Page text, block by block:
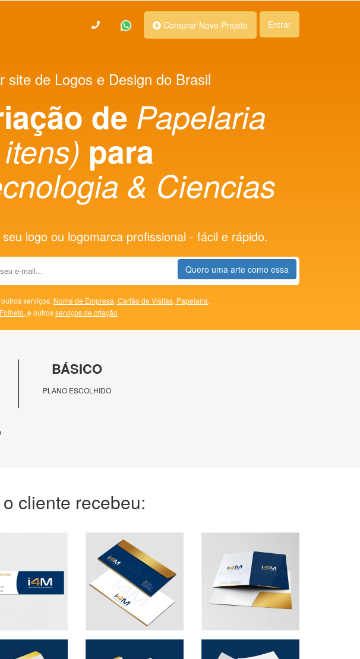
Comprar Novo Projeto Entrar
site de Logos e Design do Brasil
de Papelaria
para
& Ciencias
seu logo ou logomarca profissional - fácil e rápido.
Quero uma arte como essa
serviços: Nome de Empresa, Cartão de Visitas, Papelaria,
Folheto, e outrosserviços de criação
BÁSICO
PLANO ESCOLHIDO
cliente recebeu: